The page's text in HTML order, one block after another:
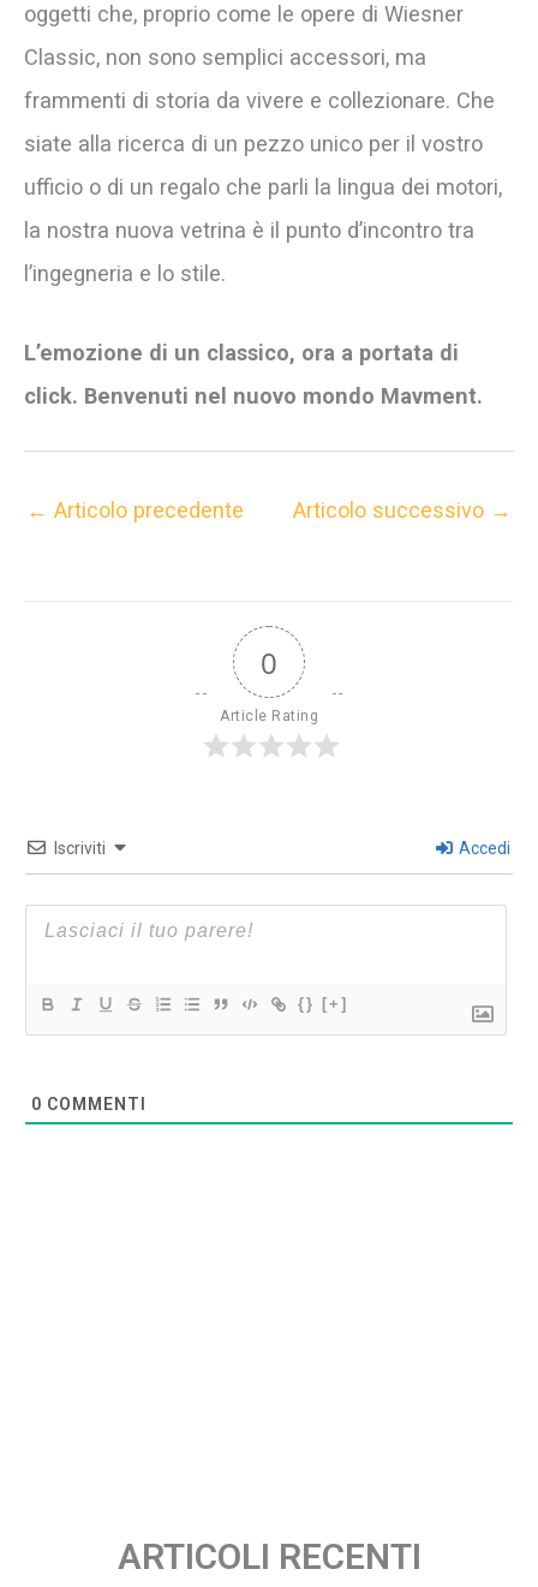
oggetti che, proprio come le opere di Wiesner
Classic, non sono semplici accessori, ma
frammenti di storia da vivere e collezionare. Che
siate alla ricerca di un pezzo unico per il vostro
ufficio o di un regalo che parli la lingua dei motori,
la nostra nuova vetrina è il punto d’incontro tra
l’ingegneria e lo stile.
L’emozione di un classico, ora a portata di
click. Benvenuti nel nuovo mondo Mavment.
← Articolo precedente Articolo successivo →
0
Article Rating
Iscriviti Accedi
{} [+]
0 COMMENTI
ARTICOLI RECENTI